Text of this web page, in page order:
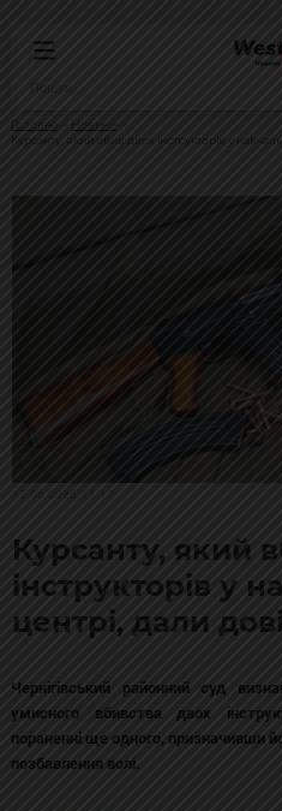
Головна
Новини
Курсанту, який вбив двох інструкторів у
Курсанту, який
інструкторів у
центрі, дали
Чернігівський районний суд
умисного вбивства двох
пораненні ще одного, призначивши
позбавлення волі.